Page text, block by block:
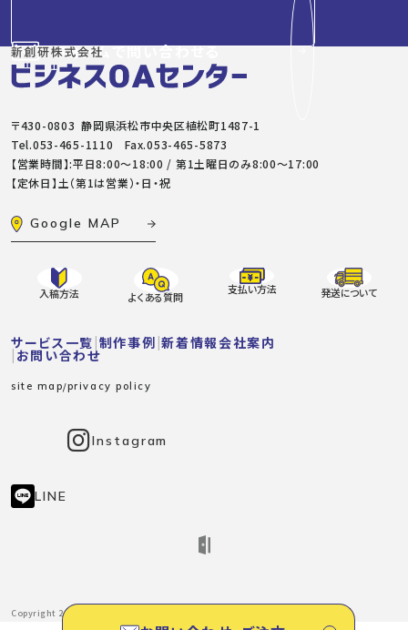
フォームで問い合わせる
〒430-0803 静岡県浜松市中央区植松町1487-1
Tel.053-465-1110 Fax.053-465-5873
【営業時間】:平日8:00～18:00 / 第1土曜日のみ8:00〜17:00
【定休日】土（第1は営業）・日・祝
Google MAP
入稿方法 よくある質問
支払い方法 発送について
サービス一覧 制作事例 新着情報会社案内
お問い合わせ
site map privacy policy
LINE
Instagram
Copyright 2025.浜松市｜コピー・名刺・ポスター印刷、図面・